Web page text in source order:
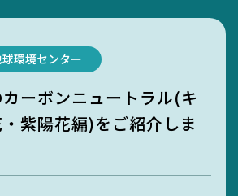
館1F利用案内
MIEUポイント
環境センター
ーボンニュートラル(キ
紫陽花編)をご紹介しま